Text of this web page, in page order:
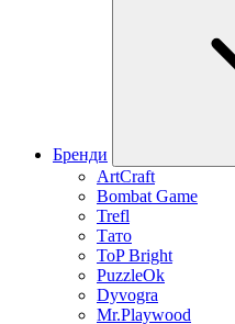
Бренди
ArtCraft
Bombat Game
Trefl
Тато
ToP Bright
PuzzleOk
Dyvogra
Mr.Playwood